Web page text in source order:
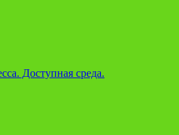
Доступная среда.